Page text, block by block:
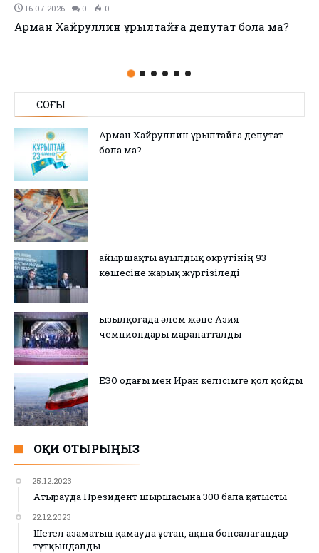
11.07.2026 0 0
no title
СОҢҒЫ
Арман Хайруллин Құрылтайға депутат
бола ма?
Қайыршақты ауылдық округінің 93
көшесіне жарық жүргізіледі
Қызылқоғада әлем және Азия
чемпиондары марапатталды
ЕЭО одағы мен Иран келісімге қол қойды
ОҚИ ОТЫРЫҢЫЗ
25.12.2023
Атырауда Президент шыршасына 300 бала қатысты
22.12.2023
Шетел азаматын қамауда ұстап, ақша бопсалағандар
тұтқындалды